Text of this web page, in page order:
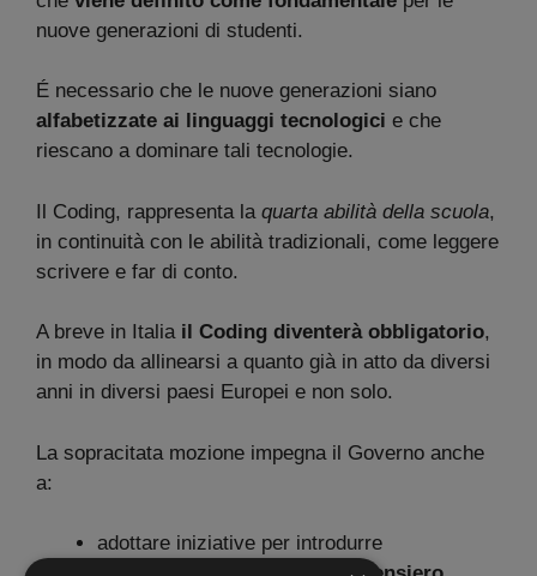
nuove generazioni di studenti.
É necessario che le nuove generazioni siano
alfabetizzate ai linguaggi tecnologici e che
riescano a dominare tali tecnologie.
Il Coding, rappresenta la quarta abilità della scuola,
in continuità con le abilità tradizionali, come leggere
scrivere e far di conto.
A breve in Italia il Coding diventerà obbligatorio,
in modo da allinearsi a quanto già in atto da diversi
anni in diversi paesi Europei e non solo.
La sopracitata mozione impegna il Governo anche
a:
adottare iniziative per introdurre